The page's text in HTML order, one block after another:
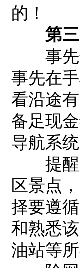
的！
第
事先
事先在
看沿途
备足现
导航系
提醒
区景点
择要遵
和熟悉
油站等